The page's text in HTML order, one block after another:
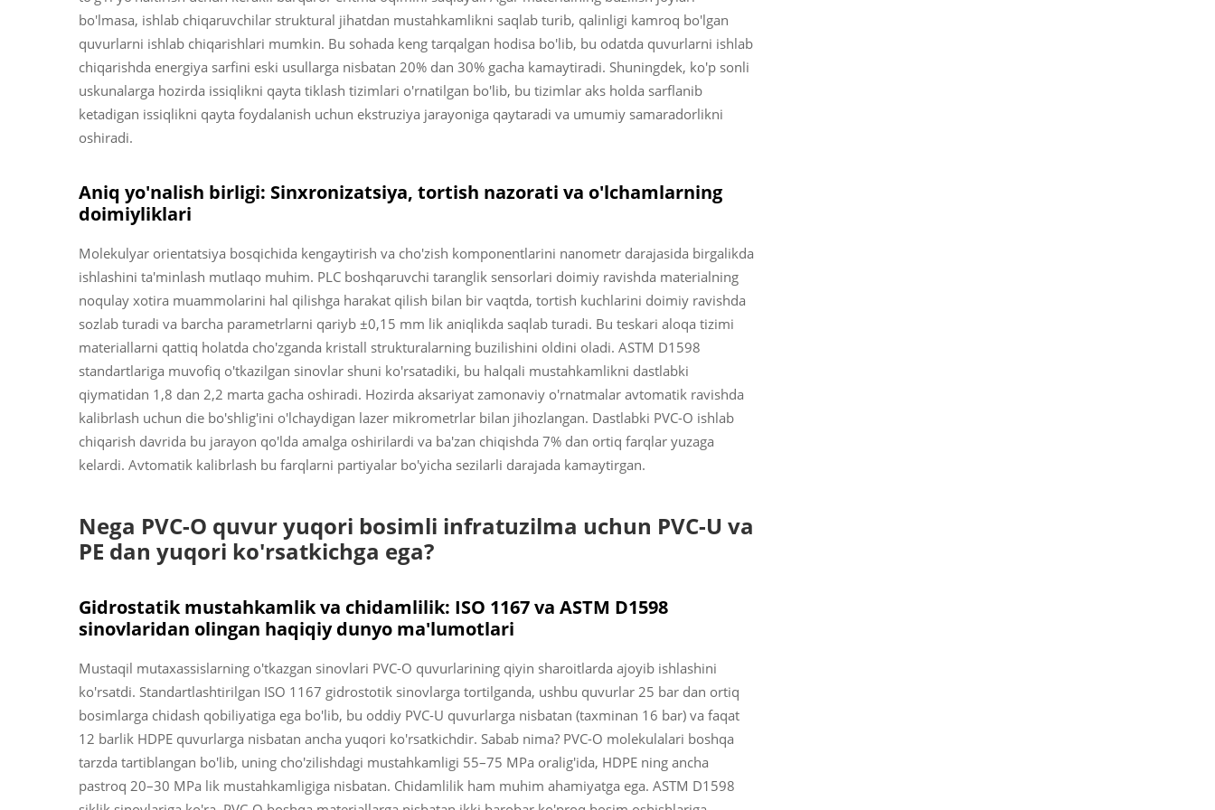
bo'lmasa, ishlab chiqaruvchilar struktural jihatdan mustahkamlikni saqlab turib, qalinligi kamroq bo'lgan
quvurlarni ishlab chiqarishlari mumkin. Bu sohada keng tarqalgan hodisa bo'lib, bu odatda quvurlarni ishlab
chiqarishda energiya sarfini eski usullarga nisbatan 20% dan 30% gacha kamaytiradi. Shuningdek, ko'p sonli
uskunalarga hozirda issiqlikni qayta tiklash tizimlari o'rnatilgan bo'lib, bu tizimlar aks holda sarflanib
ketadigan issiqlikni qayta foydalanish uchun ekstruziya jarayoniga qaytaradi va umumiy samaradorlikni
oshiradi.
Aniq yo'nalish birligi: Sinxronizatsiya, tortish nazorati va o'lchamlarning
doimiyliklari
Molekulyar orientatsiya bosqichida kengaytirish va cho'zish komponentlarini nanometr darajasida birgalikda
ishlashini ta'minlash mutlaqo muhim. PLC boshqaruvchi taranglik sensorlari doimiy ravishda materialning
noqulay xotira muammolarini hal qilishga harakat qilish bilan bir vaqtda, tortish kuchlarini doimiy ravishda
sozlab turadi va barcha parametrlarni qariyb ±0,15 mm lik aniqlikda saqlab turadi. Bu teskari aloqa tizimi
materiallarni qattiq holatda cho'zganda kristall strukturalarning buzilishini oldini oladi. ASTM D1598
standartlariga muvofiq o'tkazilgan sinovlar shuni ko'rsatadiki, bu halqali mustahkamlikni dastlabki
qiymatidan 1,8 dan 2,2 marta gacha oshiradi. Hozirda aksariyat zamonaviy o'rnatmalar avtomatik ravishda
kalibrlash uchun die bo'shlig'ini o'lchaydigan lazer mikrometrlar bilan jihozlangan. Dastlabki PVC-O ishlab
chiqarish davrida bu jarayon qo'lda amalga oshirilardi va ba'zan chiqishda 7% dan ortiq farqlar yuzaga
kelardi. Avtomatik kalibrlash bu farqlarni partiyalar bo'yicha sezilarli darajada kamaytirgan.
Nega PVC-O quvur yuqori bosimli infratuzilma uchun PVC-U va
PE dan yuqori ko'rsatkichga ega?
Gidrostatik mustahkamlik va chidamlilik: ISO 1167 va ASTM D1598
sinovlaridan olingan haqiqiy dunyo ma'lumotlari
Mustaqil mutaxassislarning o'tkazgan sinovlari PVC-O quvurlarining qiyin sharoitlarda ajoyib ishlashini
ko'rsatdi. Standartlashtirilgan ISO 1167 gidrostotik sinovlarga tortilganda, ushbu quvurlar 25 bar dan ortiq
bosimlarga chidash qobiliyatiga ega bo'lib, bu oddiy PVC-U quvurlarga nisbatan (taxminan 16 bar) va faqat
12 barlik HDPE quvurlarga nisbatan ancha yuqori ko'rsatkichdir. Sabab nima? PVC-O molekulalari boshqa
tarzda tartiblangan bo'lib, uning cho'zilishdagi mustahkamligi 55–75 MPa oralig'ida, HDPE ning ancha
pastroq 20–30 MPa lik mustahkamligiga nisbatan. Chidamlilik ham muhim ahamiyatga ega. ASTM D1598